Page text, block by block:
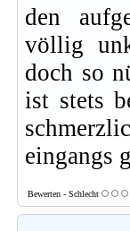
den
völlig
doch so
ist stets
eingangs
Bewerten - Schlecht